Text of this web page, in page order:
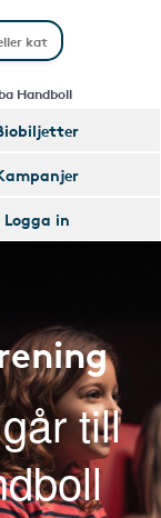
Handboll
Logga in
till